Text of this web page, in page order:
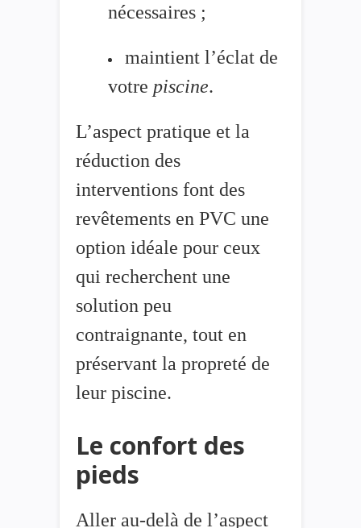
nécessaires ;
maintient l’éclat de
votre piscine.
L’aspect pratique et la
réduction des
interventions font des
revêtements en PVC une
option idéale pour ceux
qui recherchent une
solution peu
contraignante, tout en
préservant la propreté de
leur piscine.
Le confort des
pieds
Aller au-delà de l’aspect